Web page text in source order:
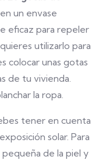
en un envase
eficaz para repeler
utilizarlo para
colocar unas gotas
de tu vivienda.
la ropa.
tener en cuenta
solar. Para
de la piel y